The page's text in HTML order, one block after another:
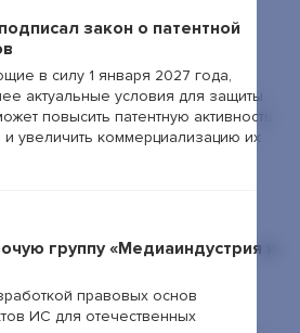
закон о патентной
в силу 1 января 2027 года,
актуальные условия для защиты
повысить патентную активность
и увеличить коммерциализацию их
группу «Медиаиндустрия и
правовых основ
ИС для отечественных